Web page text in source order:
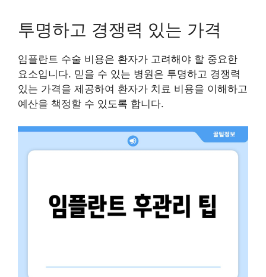
투명하고 경쟁력 있는 가격
임플란트 수술 비용은 환자가 고려해야 할 중요한
요소입니다. 믿을 수 있는 병원은 투명하고 경쟁력
있는 가격을 제공하여 환자가 치료 비용을 이해하고
예산을 책정할 수 있도록 합니다.